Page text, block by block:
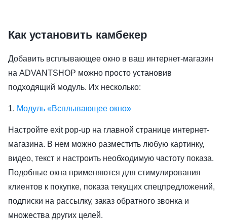
Как установить камбекер
Добавить всплывающее окно в ваш интернет-магазин
на ADVANTSHOP можно просто установив
подходящий модуль. Их несколько:
1. Модуль «Всплывающее окно»
Настройте exit pop-up на главной странице интернет-
магазина. В нем можно разместить любую картинку,
видео, текст и настроить необходимую частоту показа.
Подобные окна применяются для стимулирования
клиентов к покупке, показа текущих спецпредложений,
подписки на рассылку, заказ обратного звонка и
множества других целей.